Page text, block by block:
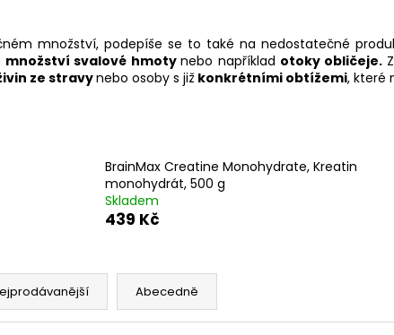
množství, podepíše se to také na nedostatečné
svalové hmoty nebo například otoky obličeje.
ze stravynebo osoby s již konkrétními obtížemi, které
BrainMax Creatine Monohydrate, Kreatin
monohydrát, 500 g
Skladem
439 Kč
Abecedně